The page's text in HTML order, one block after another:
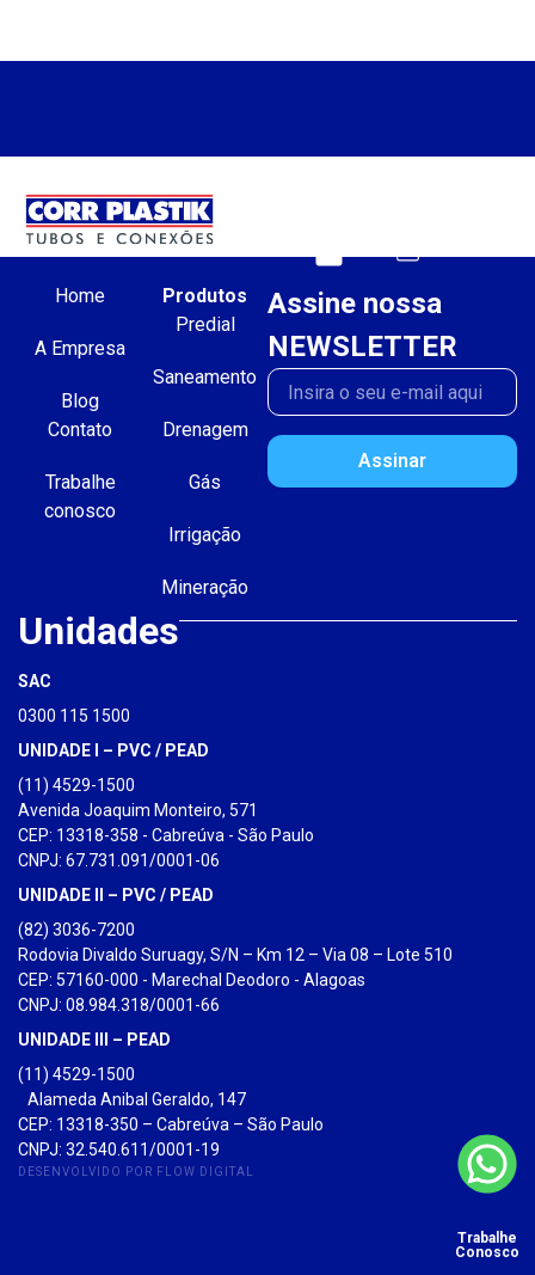
Home
A Empresa
Blog
Contato
Trabalhe
conosco
Produtos
Predial
Saneamento
Drenagem
Gás
Irrigação
Mineração
Assine nossa
NEWSLETTER
Assinar
Unidades
SAC
0300 115 1500
UNIDADE I – PVC / PEAD
(11) 4529-1500
Avenida Joaquim Monteiro, 571
CEP: 13318-358 - Cabreúva - São Paulo
CNPJ: 67.731.091/0001-06
UNIDADE II – PVC / PEAD
(82) 3036-7200
Rodovia Divaldo Suruagy, S/N – Km 12 – Via 08 – Lote 510
CEP: 57160-000 - Marechal Deodoro - Alagoas
CNPJ: 08.984.318/0001-66
UNIDADE III – PEAD
(11) 4529-1500
Alameda Anibal Geraldo, 147
CEP: 13318-350 – Cabreúva – São Paulo
CNPJ: 32.540.611/0001-19
DESENVOLVIDO POR FLOW DIGITAL
Trabalhe
Conosco